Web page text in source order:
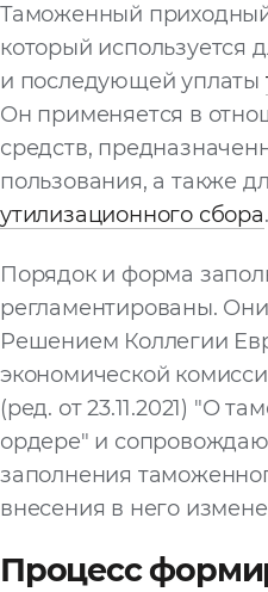
Таможенный приходный
который используется
и последующей уплаты
Он применяется в
средств,
пользования, а также
утилизационного сбора.
Порядок и форма
регламентированы.
Решением Коллегии
экономической
(ред. от 23.11.2021) "О
ордере" и
заполнения
внесения в него
Процесс
Запросить расчёт